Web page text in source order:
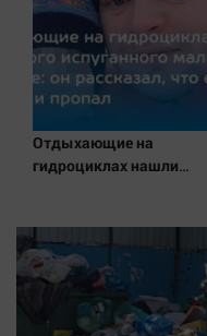
Отдыхающие на
гидроциклах нашли
нырнул и пропал